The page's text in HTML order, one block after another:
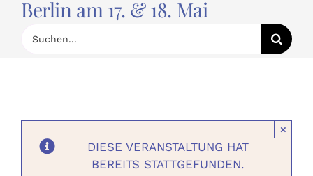
News
Events
Berlin am 17. & 18. Mai
nach:
DIESE VERANSTALTUNG HAT
BEREITS STATTGEFUNDEN.
×